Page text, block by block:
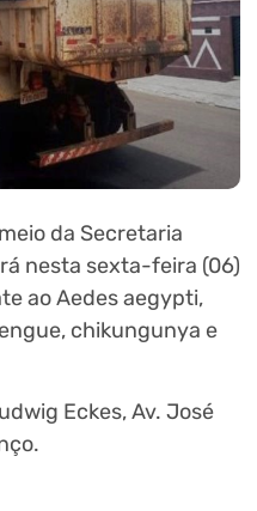
da Secretaria
nesta sexta-feira (06)
ao Aedes aegypti,
chikungunya e
Eckes, Av. José